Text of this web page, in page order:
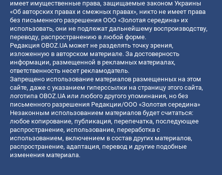
имеет имущественные права, защищаемые законом Украины
«Об авторских правах и смежных правах», никто не имеет права
без письменного разрешения ООО «Золотая середина» их
использовать, они не подлежат дальнейшему воспроизводству,
переводу, распространению в любой форме.
Редакция OBOZ.UA может не разделять точку зрения,
изложенную в авторском материале. За достоверность
информации, размещенной в рекламных материалах,
ответственность несет рекламодатель.
Запрещено использование материалов размещенных на этом
сайте, даже с указанием гиперссылки на страницу этого сайта,
логотипа OBOZ.UA или любого другого упоминания, но без
письменного разрешения Редакции/ООО «Золотая середина»
Незаконным использованием материалов будет считаться:
любое копирование, публикация, перепечатка, последующее
распространение, использование, переработка с
использованием, включением в состав других материалов,
распространение, адаптация, перевод и другие подобные
изменения материала.